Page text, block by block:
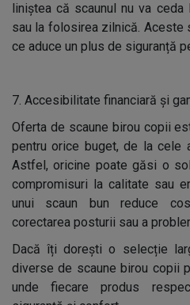
liniștea că scaunul nu va
sau la folosirea zilnică. Aceste
ce aduce un plus de siguranță
7. Accesibilitate financiară și
Oferta de scaune birou copii
pentru orice buget, de la cele
Astfel, oricine poate găsi o
compromisuri la calitate sau
unui scaun bun reduce
corectarea posturii sau a
Dacă îți dorești o selecție
diverse de scaune birou copii
unde fiecare produs